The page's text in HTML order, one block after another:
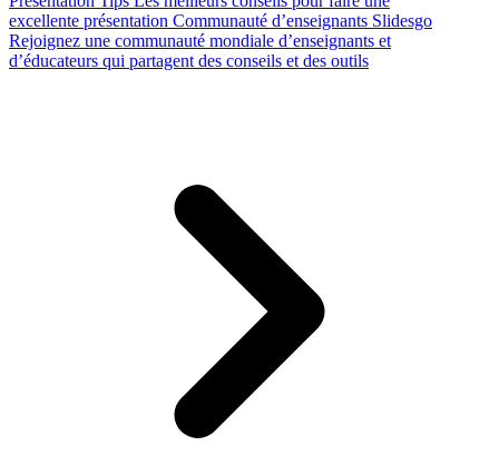
excellente présentation Communauté d’enseignants Slidesgo
Rejoignez une communauté mondiale d’enseignants et
d’éducateurs qui partagent des conseils et des outils